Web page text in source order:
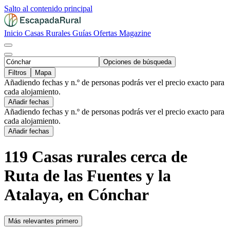
Salto al contenido principal
Inicio Casas Rurales Guías Ofertas Magazine
Opciones de búsqueda
Filtros
Mapa
Añadiendo fechas y n.º de personas podrás ver el precio exacto para
cada alojamiento.
Añadir fechas
Añadiendo fechas y n.º de personas podrás ver el precio exacto para
cada alojamiento.
Añadir fechas
119 Casas rurales cerca de
Ruta de las Fuentes y la
Atalaya, en Cónchar
Más relevantes primero